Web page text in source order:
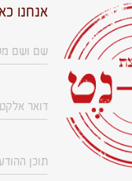
אנחנו